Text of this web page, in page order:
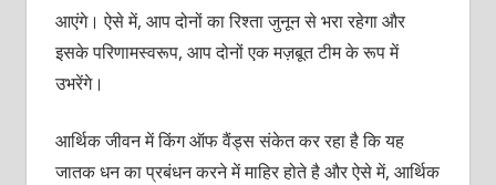
आएंगे। ऐसे में, आप दोनों का रिश्ता जुनून से भरा रहेगा और
इसके परिणामस्वरूप, आप दोनों एक मज़बूत टीम के रूप में
उभरेंगे।
आर्थिक जीवन में किंग ऑफ वैंड्स संकेत कर रहा है कि यह
जातक धन का प्रबंधन करने में माहिर होते है और ऐसे में, आर्थिक